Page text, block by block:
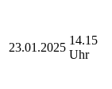
23.01.2025
14.15
Uhr